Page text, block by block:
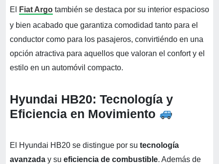
El Fiat Argo también se destaca por su interior espacioso
y bien acabado que garantiza comodidad tanto para el
conductor como para los pasajeros, convirtiéndo en una
opción atractiva para aquellos que valoran el confort y el
estilo en un automóvil compacto.
Hyundai HB20: Tecnología y
Eficiencia en Movimiento
El Hyundai HB20 se distingue por su tecnología
avanzada y su eficiencia de combustible. Además de